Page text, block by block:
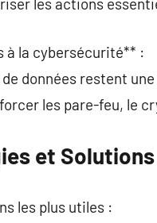
à la cybersécurité** :
données restent
les pare-feu, le
et
les plus utiles :